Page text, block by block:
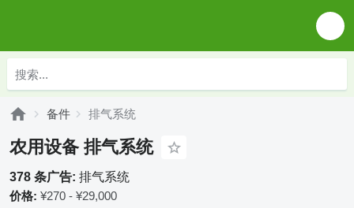
备件 排气系统
农用设备 排气系统
378 条广告: 排气系统
价格: ¥270 - ¥29,000